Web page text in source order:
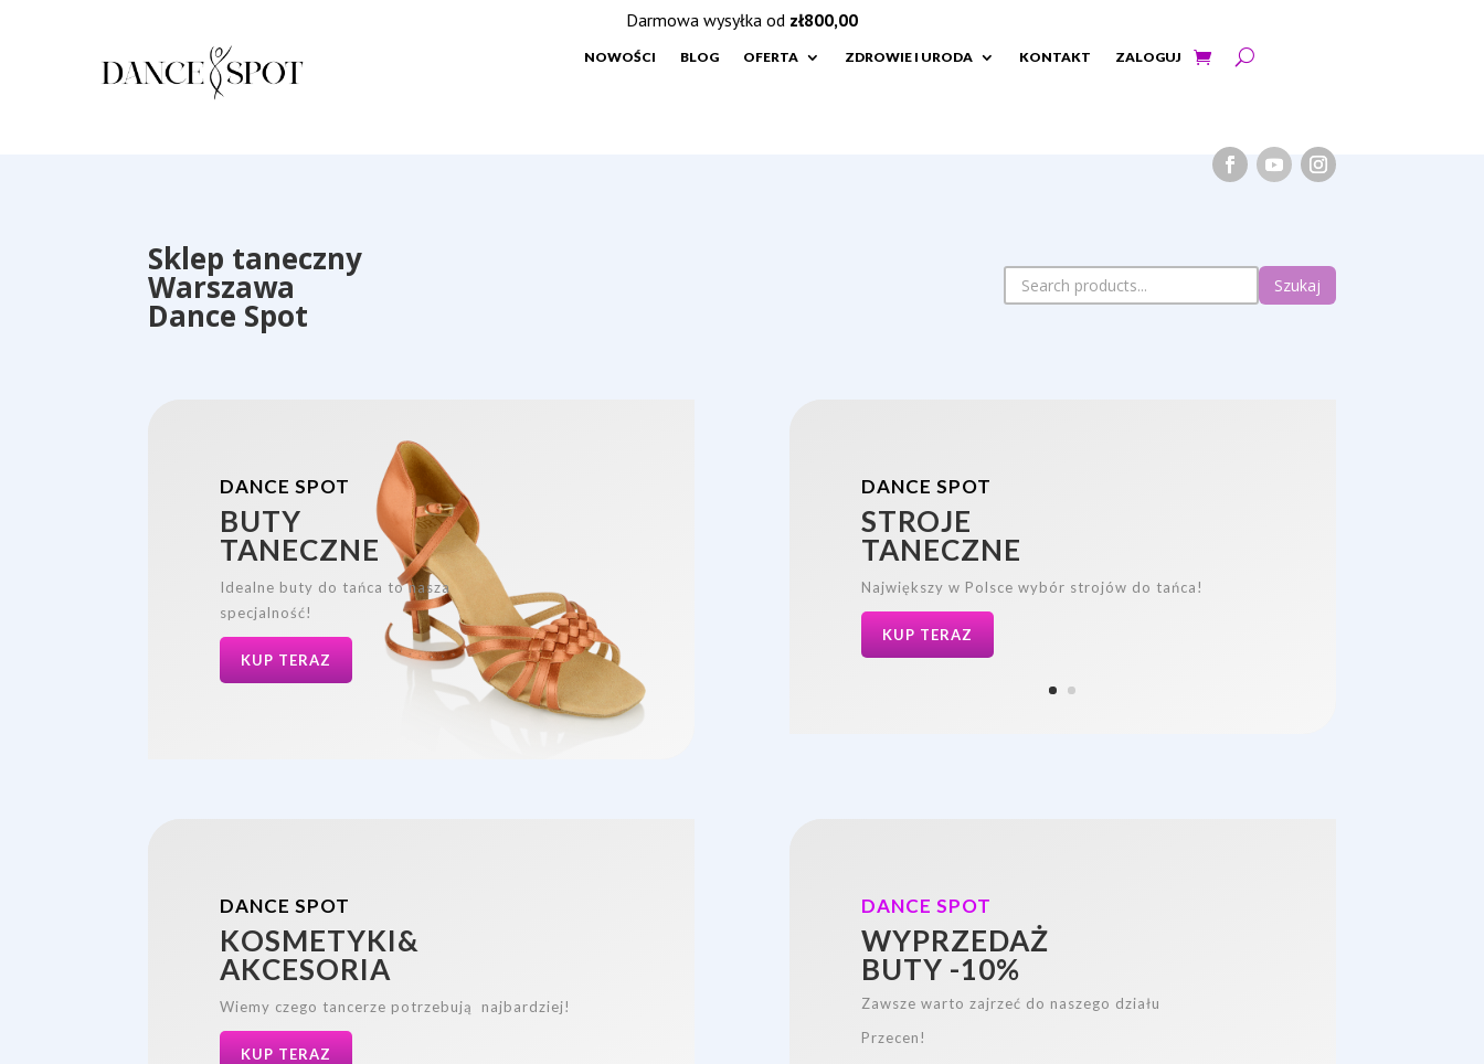
NOWOŚCI BLOG OFERTA ZDROWIE I URODA KONTAKT ZALOGUJ
Sklep taneczny
Warszawa
Dance Spot
Szukaj
DANCE SPOT
BUTY
TANECZNE
Idealne buty do tańca to nasza
specjalność!
KUP TERAZ
DANCE SPOT
STROJE
TANECZNE
Największy w Polsce wybór strojów do tańca!
KUP TERAZ
DANCE SPOT
KOSMETYKI&
AKCESORIA
Wiemy czego tancerze potrzebują najbardziej!
KUP TERAZ
DANCE SPOT
WYPRZEDAŻ
BUTY -10%
Zawsze warto zajrzeć do naszego działu
Przecen!
Darmowa wysyłka od zł800,00